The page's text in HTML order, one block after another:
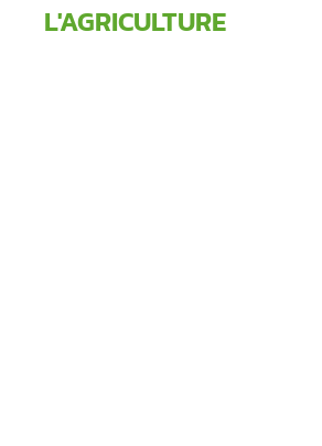
L'AGRICULTURE